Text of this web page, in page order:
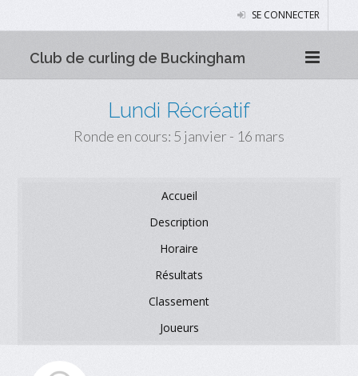
SE CONNECTER
Club de curling de Buckingham
Lundi Récréatif
Ronde en cours: 5 janvier - 16 mars
Accueil
Description
Horaire
Résultats
Classement
Joueurs